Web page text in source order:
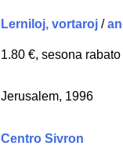
Lerniloj, vortaroj /
1.80 €, sesona
Jerusalem, 1996
Centro Sivron